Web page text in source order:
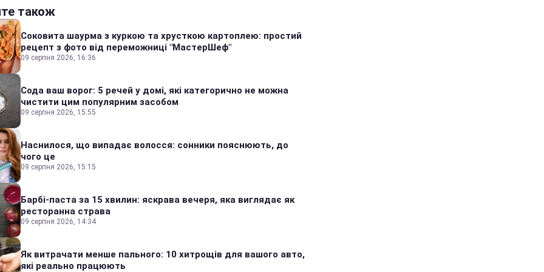
також
Соковита шаурма з куркою та хрусткою картоплею: простий
рецепт з фото від переможниці "МастерШеф"
09 серпня 2026, 16:36
Сода ваш ворог: 5 речей у домі, які категорично не можна
чистити цим популярним засобом
09 серпня 2026, 15:55
Наснилося, що випадає волосся: сонники пояснюють, до
чого це
09 серпня 2026, 15:15
Барбі-паста за 15 хвилин: яскрава вечеря, яка виглядає як
ресторанна страва
09 серпня 2026, 14:34
Як витрачати менше пального: 10 хитрощів для вашого авто,
які реально працюють